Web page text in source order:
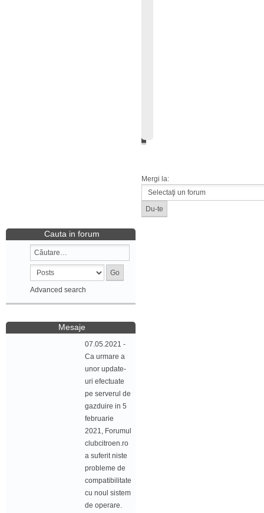
Mergi la:
Cauta in forum
Advanced search
Mesaje
07.05.2021 -
Ca urmare a
unor update-
uri efectuate
pe serverul de
gazduire in 5
februarie
2021, Forumul
clubcitroen.ro
a suferit niste
probleme de
compatibilitate
cu noul sistem
de operare.